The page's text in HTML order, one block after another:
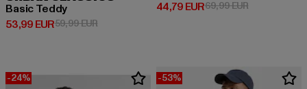
Basic Teddy
53,99 EUR
Derzeitiger Preis: 53,99 EUR
59,99 EURAktionspreis: 59,99 EUR
44,79 EUR
Derzeitiger Preis: 44,79 EUR
69,99 EURAktionspreis:
-24% -53%